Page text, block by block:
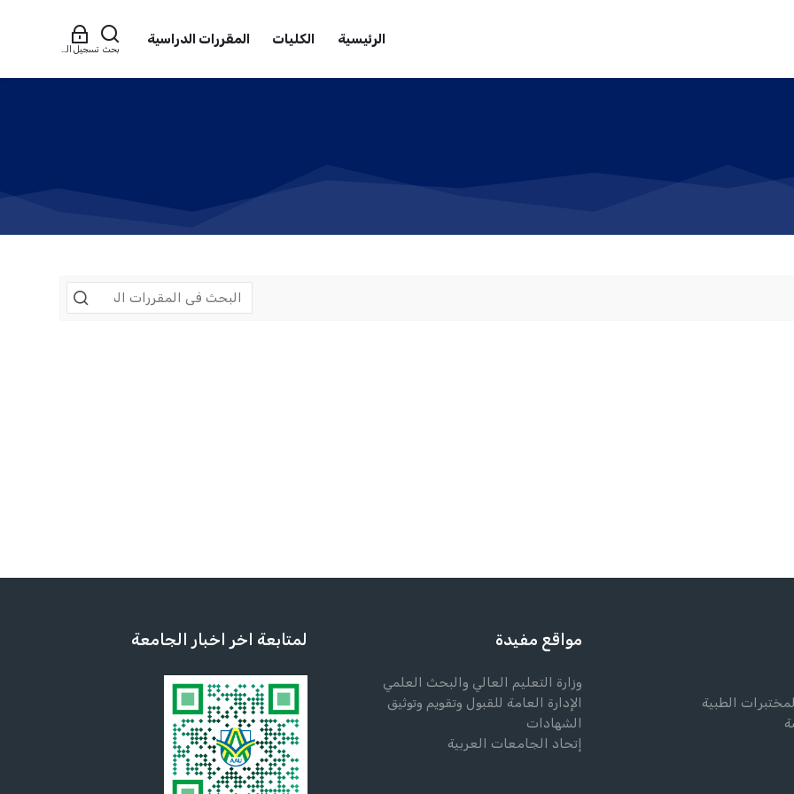
الرئيسية
الكليات المقررات الدراسية
بحث تسجيل الدخول
الطبية
مواقع مفيدة
وزارة التعليم العالي والبحث العلمي
الإدارة العامة للقبول وتقويم وتوثيق
الشهادات
إتحاد الجامعات العربية
لمتابعة اخر اخبار الجامعة